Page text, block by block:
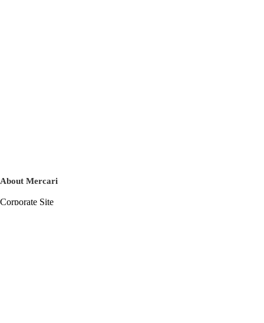
About Mercari
Corporate Site